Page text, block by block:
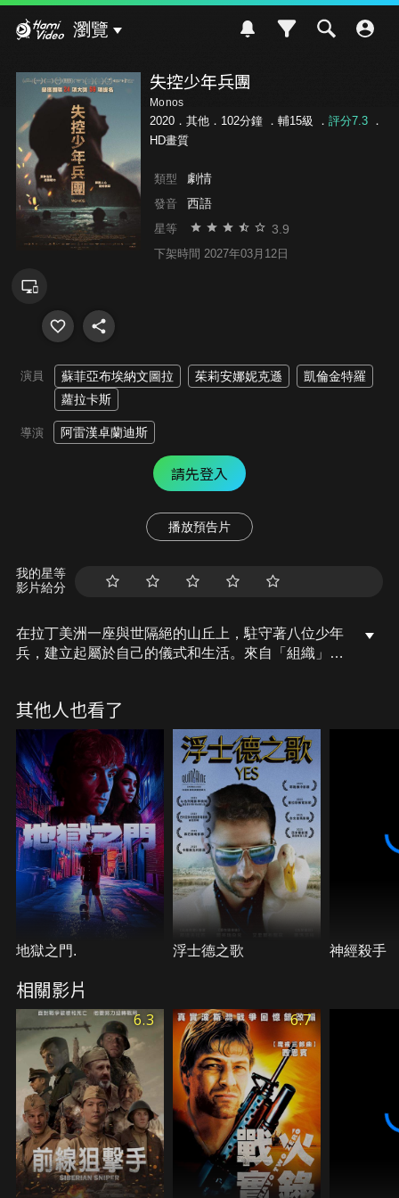
瀏覽
失控少年兵團
Monos
2020．其他．102分鐘 ． 輔15級 ． 評分7.3．
HD畫質
類型 劇情
發音 西語
星等 3.9
下架時間 2027年03月12日
演員 蘇菲亞布埃納文圖拉 茱莉安娜妮克遜
凱倫金特羅
蘿拉卡斯
導演 阿雷漢卓蘭迪斯
請先登入
播放預告片
我的星等
影片給分
在拉丁美洲一座與世隔絕的山丘上，駐守著八位少年
兵，建立起屬於自己的儀式和生活。來自「組織」的
戰爭烈火延燒，暴力與死亡的陰影投射在他們稚嫩的
心靈與軀體，他們被迫進入叢林，面對真正的恐
懼……。
其他人也看了
地獄之門. 浮士德之歌 神經殺手
相關影片
6.3 6.7